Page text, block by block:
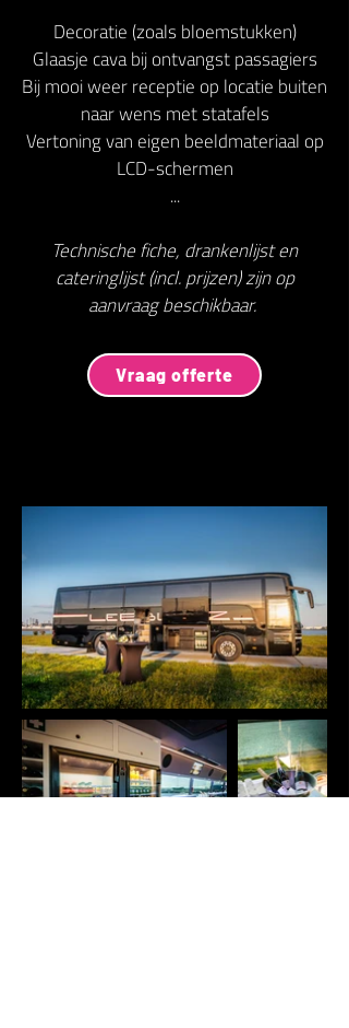
Decoratie (zoals bloemstukken)
Glaasje cava bij ontvangst passagiers
Bij mooi weer receptie op locatie buiten
naar wens met statafels
Vertoning van eigen beeldmateriaal op
LCD-schermen
...
Technische fiche, drankenlijst en
cateringlijst (incl. prijzen) zijn op
aanvraag beschikbaar.
Vraag offerte